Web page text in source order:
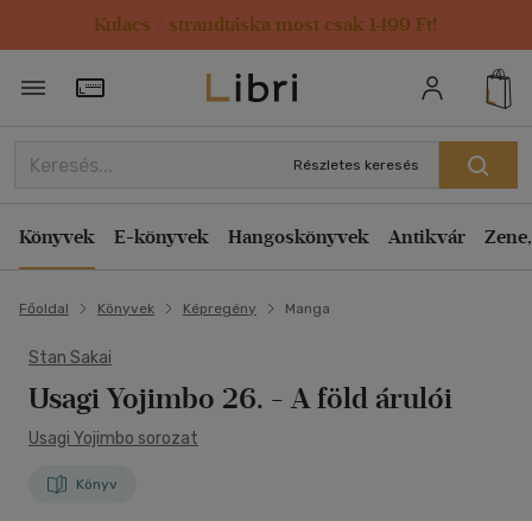
Kulacs / strandtáska most csak 1499 Ft!
Törzsvásárlói Kártya adatai
Részletes keresés
Könyvek E-könyvek Hangoskönyvek Antikvár
Főoldal Könyvek Képregény Manga
Stan Sakai
Usagi Yojimbo 26. - A föld árulói
Usagi Yojimbo sorozat
Könyv